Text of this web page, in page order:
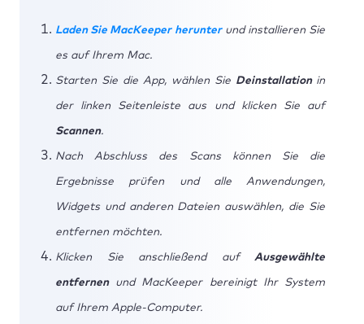
Laden Sie MacKeeper herunterund installieren Sie
es auf Ihrem Mac.
Starten Sie die App, wählen Sie Deinstallation in
der linken Seitenleiste aus und klicken Sie auf
Scannen.
Nach Abschluss des Scans können Sie die
Ergebnisse prüfen und alle Anwendungen,
Widgets und anderen Dateien auswählen, die Sie
entfernen möchten.
Klicken Sie anschließend auf Ausgewählte
entfernenund MacKeeper bereinigt Ihr System
auf Ihrem Apple-Computer.